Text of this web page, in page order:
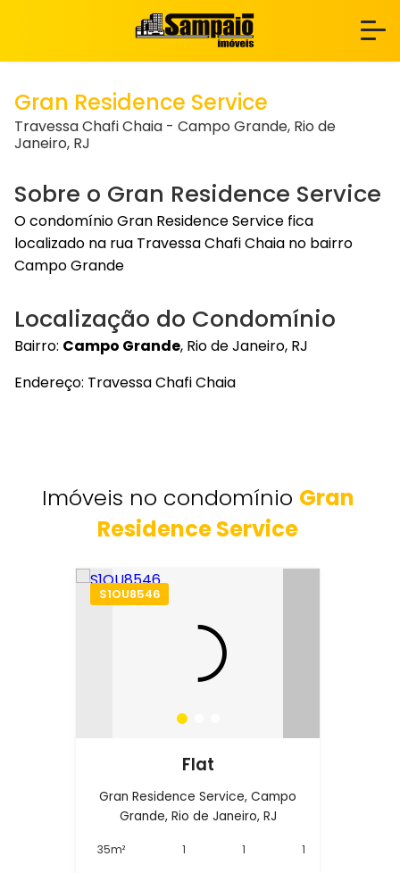
Gran Residence Service
Travessa Chafi Chaia - Campo Grande, Rio de
Janeiro, RJ
Sobre o Gran Residence Service
O condomínio Gran Residence Service fica
localizado na rua Travessa Chafi Chaia no bairro
Campo Grande
Localização do Condomínio
Bairro: Campo Grande, Rio de Janeiro, RJ
Endereço: Travessa Chafi Chaia
Imóveis no condomínio Gran
Residence Service
S1OU8546
Flat
Gran Residence Service, Campo
Grande, Rio de Janeiro, RJ
35m² 1 1 1